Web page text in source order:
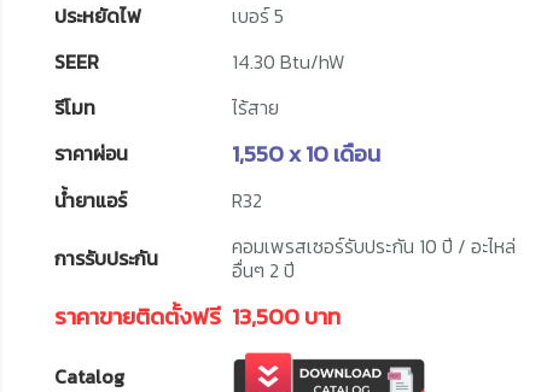
ประหยัดไฟ
เบอร์ 5
SEER
14.30 Btu/hW
รีโมท
ไร้สาย
ราคาผ่อน
1,550 x 10 เดือน
น้ำยาแอร์
R32
การรับประกัน
คอมเพรสเซอร์รับประกัน 10 ปี / อะไหล่
อื่นๆ 2 ปี
ราคาขายติดตั้งฟรี 13,500 บาท
Catalog